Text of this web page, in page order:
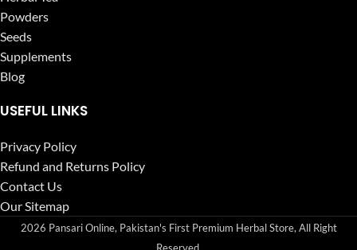
Powders
Seeds
Supplements
Blog
USEFUL LINKS
Privacy Policy
Refund and Returns Policy
Contact Us
Our Sitemap
2026 Pansari Online, Pakistan's First Premium Herbal Store, All Right